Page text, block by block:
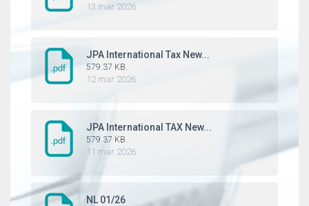
13 mar 2026
JPA International Tax New...
579.37 KB.
12 mar 2026
JPA International TAX New...
579.37 KB.
11 mar 2026
NL 01/26